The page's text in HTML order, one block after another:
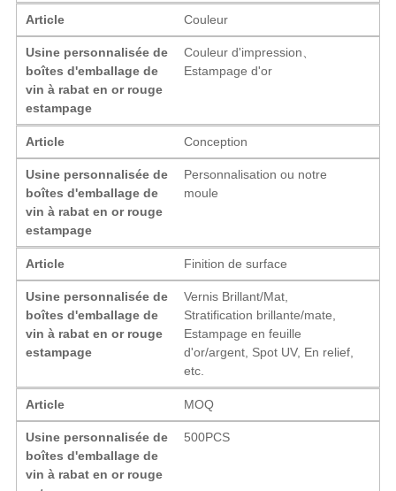
Article Couleur
Usine personnalisée de
boîtes d'emballage de
vin à rabat en or rouge
estampage
Couleur d'impression、
Estampage d'or
Article Conception
Usine personnalisée de
boîtes d'emballage de
vin à rabat en or rouge
estampage
Personnalisation ou notre
moule
Article Finition de surface
Usine personnalisée de
boîtes d'emballage de
vin à rabat en or rouge
estampage
Vernis Brillant/Mat,
Stratification brillante/mate,
Estampage en feuille
d'or/argent, Spot UV, En relief,
etc.
Article MOQ
Usine personnalisée de
boîtes d'emballage de
vin à rabat en or rouge
500PCS